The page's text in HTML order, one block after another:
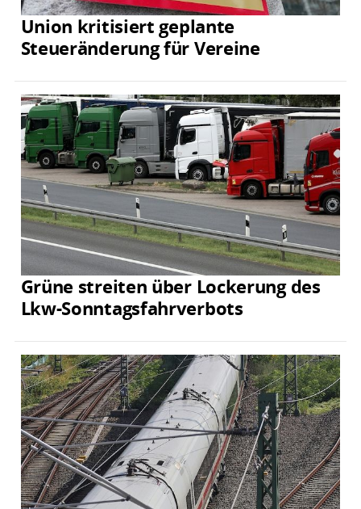
Union kritisiert geplante
Steueränderung für Vereine
Grüne streiten über Lockerung des
Lkw-Sonntagsfahrverbots